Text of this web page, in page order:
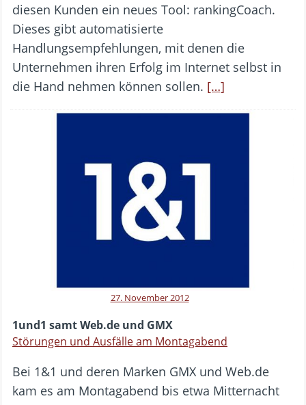
diesen Kunden ein neues Tool: rankingCoach.
Dieses gibt automatisierte
Handlungsempfehlungen, mit denen die
Unternehmen ihren Erfolg im Internet selbst in
die Hand nehmen können sollen. […]
27. November 2012
1und1 samt Web.de und GMX
Störungen und Ausfälle am Montagabend
Bei 1&1 und deren Marken GMX und Web.de
kam es am Montagabend bis etwa Mitternacht